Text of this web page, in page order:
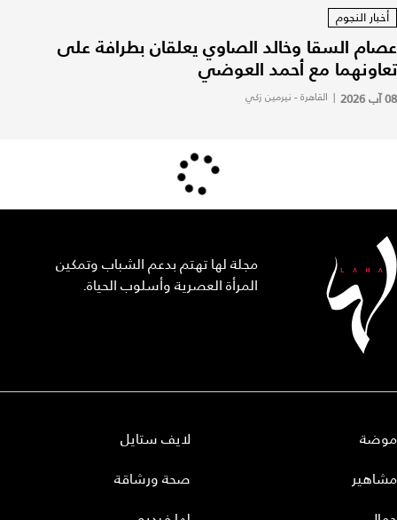
أخبار النجوم
عصام السقا وخالد الصاوي يعلقان بطرافة على
تعاونهما مع أحمد العوضي
08 آب 2026 | القاهرة - نيرمين زكي
مجلة لها تهتم بدعم الشباب وتمكين
المرأة العصرية وأسلوب الحياة.
موضة
مشاهير
لايف ستايل
صحة ورشاقة